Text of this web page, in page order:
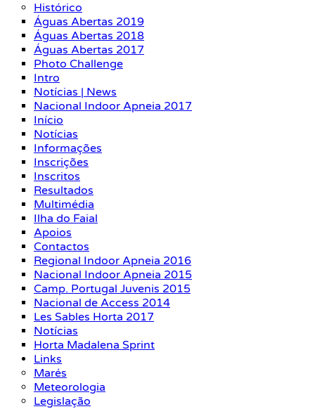
Histórico
Águas Abertas 2019
Águas Abertas 2018
Águas Abertas 2017
Photo Challenge
Intro
Notícias | News
Nacional Indoor Apneia 2017
Início
Notícias
Informações
Inscrições
Inscritos
Resultados
Multimédia
Ilha do Faial
Apoios
Contactos
Regional Indoor Apneia 2016
Nacional Indoor Apneia 2015
Camp. Portugal Juvenis 2015
Nacional de Access 2014
Les Sables Horta 2017
Notícias
Horta Madalena Sprint
Links
Marés
Meteorologia
Legislação